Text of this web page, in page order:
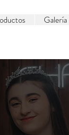
Galería